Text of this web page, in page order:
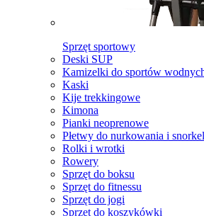
Sprzęt sportowy
Deski SUP
Kamizelki do sportów
Kaski
Kije trekkingowe
Kimona
Pianki neoprenowe
Płetwy do nurkowania i
Rolki i wrotki
Rowery
Sprzęt do boksu
Sprzęt do fitnessu
Sprzęt do jogi
Sprzęt do koszykówki